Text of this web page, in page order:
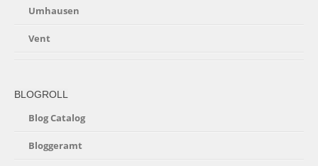
Umhausen
Vent
BLOGROLL
Blog Catalog
Bloggeramt